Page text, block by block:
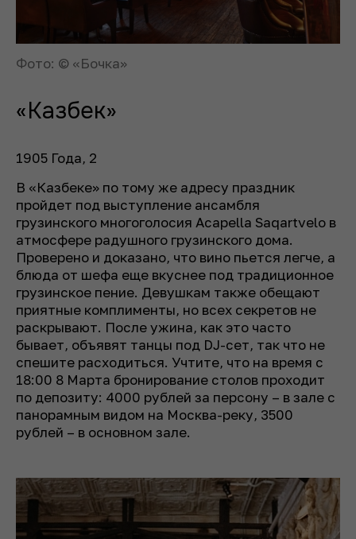
Фото: © «Бочка»
«Казбек»
1905 Года, 2
В «Казбеке» по тому же адресу праздник
пройдет под выступление ансамбля
грузинского многоголосия Acapella Saqartvelo в
атмосфере радушного грузинского дома.
Проверено и доказано, что вино пьется легче, а
блюда от шефа еще вкуснее под традиционное
грузинское пение. Девушкам также обещают
приятные комплименты, но всех секретов не
раскрывают. После ужина, как это часто
бывает, объявят танцы под DJ-сет, так что не
спешите расходиться. Учтите, что на время с
18:00 8 Марта бронирование столов проходит
по депозиту: 4000 рублей за персону – в зале с
панорамным видом на Москва-реку, 3500
рублей – в основном зале.